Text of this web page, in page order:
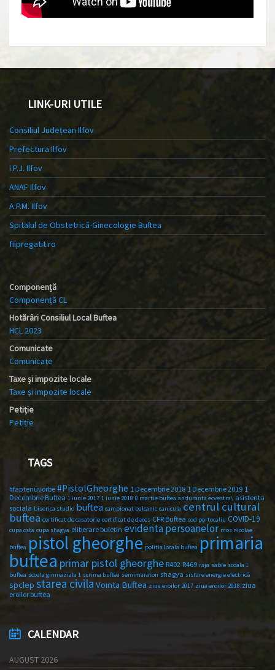
LINK-URI UTILE
Consiliul Județean Ilfov
Prefectura Ilfov
I.P.J. Ilfov
ANAF Ilfov
A.P.M. Ilfov
Spitalul de Obstetrică-Ginecologie Buftea
fiipregatit.ro
Componență
Componență CL
Hotărâri Consiliul Local Buftea
HCL 2023
Comunicate
Comunicate
Taxe și impozite locale
Taxe și impozite locale
Petiție
Petiție
TAGS
#faptenuvorbe #PistolGheorghe 1 Decembrie 2018 1 Decembrie 2019 1
Decembrie Buftea 1 iunie 2017 1 iunie 2018 8 martie buftea anduranta ecvestra\ asistenta
sociala biserica studio buftea campionat balcanic canicula centrul cultural
buftea certificat de casatorie certificat de deces CFR Buftea cod portocaliu COVID-19
cupa csta cupa shagya eliberare buletin evidenta persoanelor mos nicolae
buftea pistol gheorghe politia locala buftea primaria
buftea primar pistol gheorghe R402 R469 raja sabie scoala 1
buftea scoala gimnaziala 1 scrima buftea semimaraton shagya sistare energie electrică
spclep starea civila Vointa Buftea ziua eroilor 2017 ziua eroilor 2018 ziua
eroilor buftea
CALENDAR
AUGUST 2026